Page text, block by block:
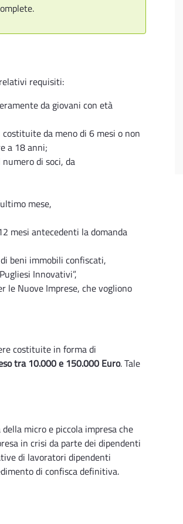
requisiti:
da giovani con età
da meno di 6 mesi o non
a 18 anni;
di soci, da
mese,
mesi antecedenti la domanda
beni immobili confiscati,
Innovativi”,
le Nuove Imprese, che vogliono
costituite in forma di
tra 10.000 e 150.000 Euro. Tale
micro e piccola impresa che
in crisi da parte dei dipendenti
di lavoratori dipendenti
di confisca definitiva.